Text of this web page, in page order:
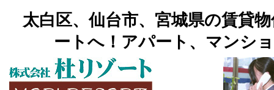
太白区、仙台市、宮城県の賃貸
ートへ！アパート、マンシ